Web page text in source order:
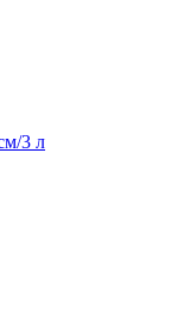
3 л